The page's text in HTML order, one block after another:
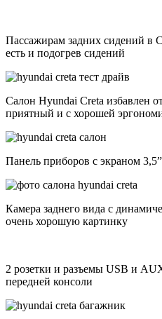
Пассажирам задних сидений в
есть и подогрев сидений
Салон Hyundai Creta избавлен
приятный и с хорошей
Панель приборов с экраном
Камера заднего вида с
очень хорошую картинку
2 розетки и разъемы USB и
передней консоли